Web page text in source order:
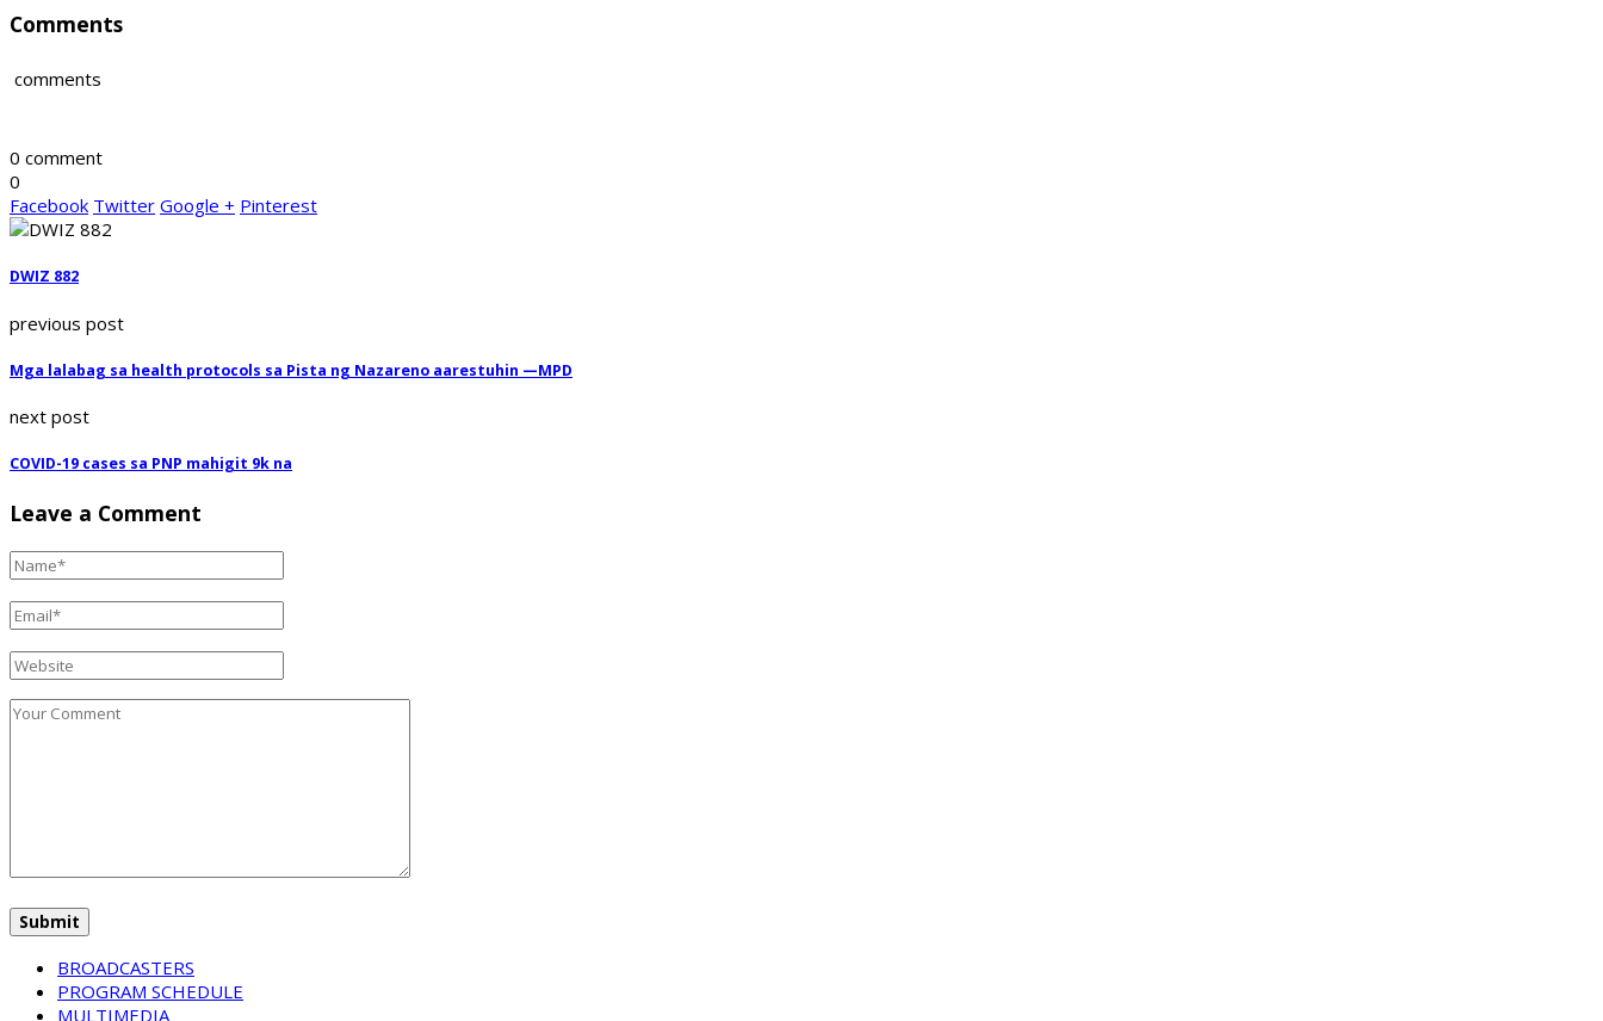
Comments
comments
0 comment
0
Facebook Twitter Google + Pinterest
DWIZ 882
previous post
Mga lalabag sa health protocols sa Pista ng Nazareno aarestuhin —MPD
next post
COVID-19 cases sa PNP mahigit 9k na
Leave a Comment
BROADCASTERS
PROGRAM SCHEDULE
MULTIMEDIA